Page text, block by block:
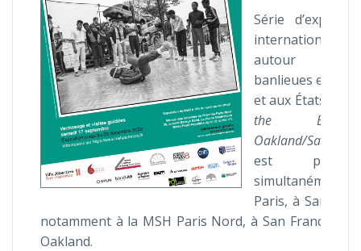
Série
internationales
autour
banlieues en
et aux États-
the
Oakland/Saint-
est
Paris, à Saint-
notamment à la MSH Paris Nord, à San Francisco
Oakland.